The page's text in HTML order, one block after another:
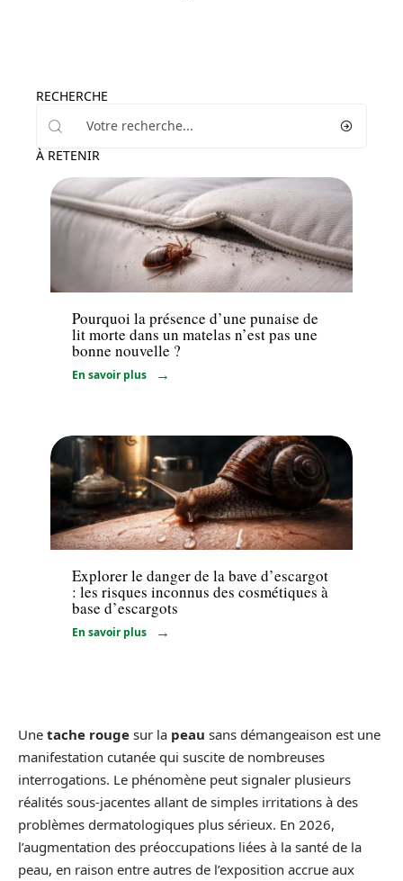
RECHERCHE
À RETENIR
Pourquoi la présence d’une punaise de
lit morte dans un matelas n’est pas une
bonne nouvelle ?
En savoir plus
Bien-être
Explorer le danger de la bave d’escargot
: les risques inconnus des cosmétiques à
base d’escargots
En savoir plus
Une tache rouge sur la peau sans démangeaison est une
manifestation cutanée qui suscite de nombreuses
interrogations. Le phénomène peut signaler plusieurs
réalités sous-jacentes allant de simples irritations à des
problèmes dermatologiques plus sérieux. En 2026,
l’augmentation des préoccupations liées à la santé de la
peau, en raison entre autres de l’exposition accrue aux